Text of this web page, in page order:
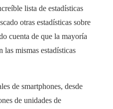
lista de estadísticas
otras estadísticas sobre
cuenta de que la mayoría
las mismas estadísticas
de smartphones, desde
de unidades de